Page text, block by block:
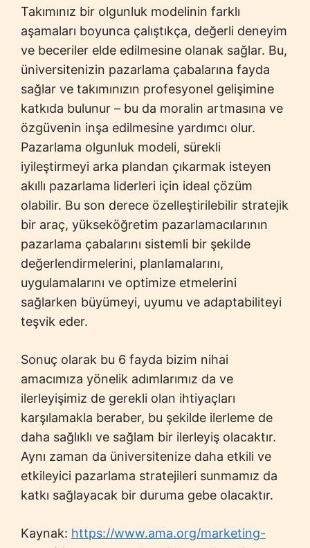
Takımınız bir olgunluk modelinin farklı
aşamaları boyunca çalıştıkça, değerli deneyim
ve beceriler elde edilmesine olanak sağlar. Bu,
üniversitenizin pazarlama çabalarına fayda
sağlar ve takımınızın profesyonel gelişimine
katkıda bulunur – bu da moralin artmasına ve
özgüvenin inşa edilmesine yardımcı olur.
Pazarlama olgunluk modeli, sürekli
iyileştirmeyi arka plandan çıkarmak isteyen
akıllı pazarlama liderleri için ideal çözüm
olabilir. Bu son derece özelleştirilebilir stratejik
bir araç, yükseköğretim pazarlamacılarının
pazarlama çabalarını sistemli bir şekilde
değerlendirmelerini, planlamalarını,
uygulamalarını ve optimize etmelerini
sağlarken büyümeyi, uyumu ve adaptabiliteyi
teşvik eder.
Sonuç olarak bu 6 fayda bizim nihai
amacımıza yönelik adımlarımız da ve
ilerleyişimiz de gerekli olan ihtiyaçları
karşılamakla beraber, bu şekilde ilerleme de
daha sağlıklı ve sağlam bir ilerleyiş olacaktır.
Aynı zaman da üniversitenize daha etkili ve
etkileyici pazarlama stratejileri sunmamız da
katkı sağlayacak bir duruma gebe olacaktır.
Kaynak: https://www.ama.org/marketing-